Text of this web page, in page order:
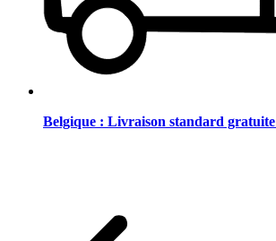
Belgique : Livraison standard gratuite